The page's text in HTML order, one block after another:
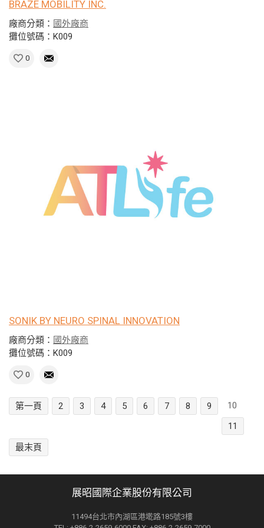
BRAZE MOBILITY INC.
廠商分類： 國外廠商
攤位號碼：K009
0
SONIK BY NEURO SPINAL INNOVATION
廠商分類： 國外廠商
攤位號碼：K009
0
第一頁 2 3 4 5 6 7 8 9
10
11
最末頁
展昭國際企業股份有限公司
11494台北市內湖區港墘路185號3樓